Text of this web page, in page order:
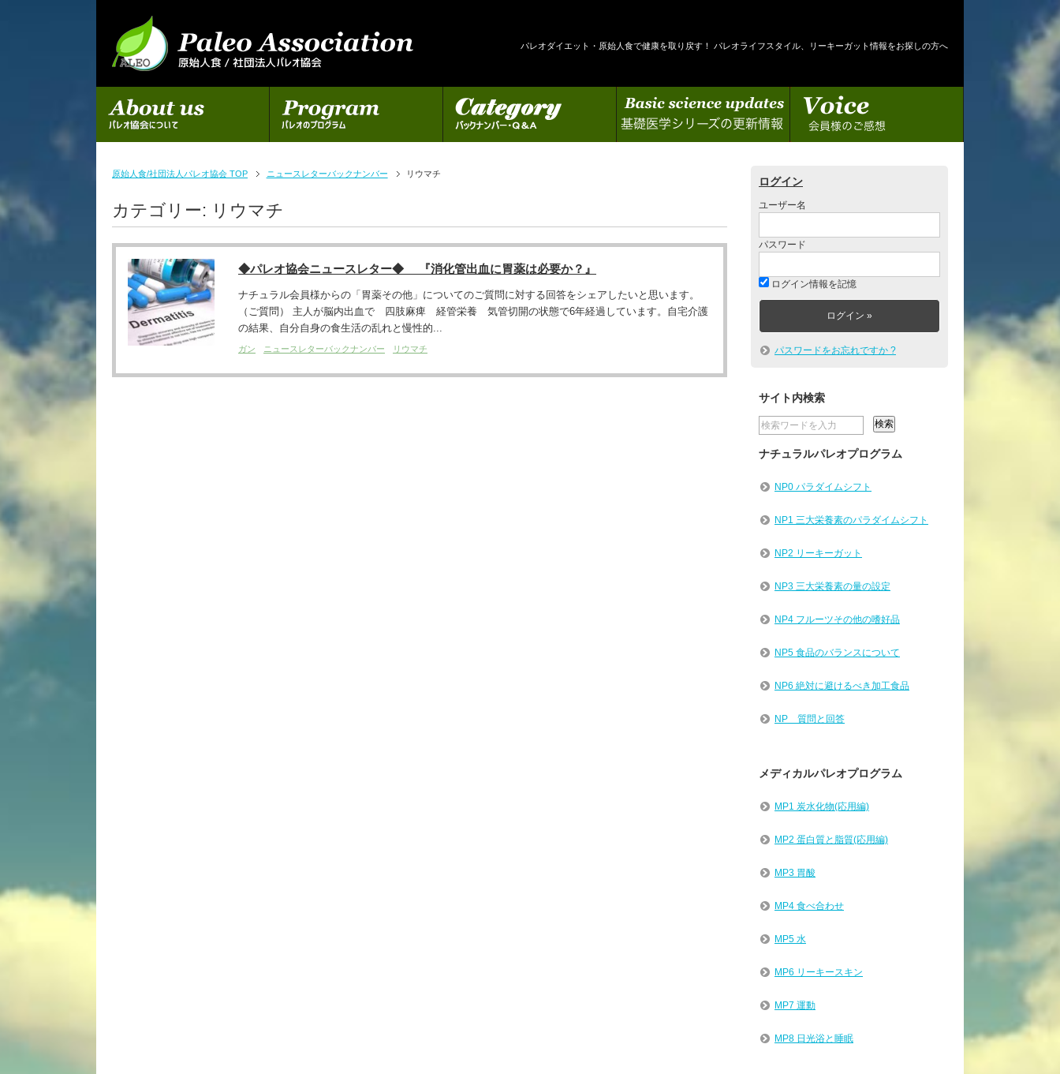
パレオダイエット・原始人食で健康を取り戻す！ パレオライフスタイル、リーキーガット情報をお探しの方へ
初めての方へ パレオのプログラム カテゴリー 基礎医学シリーズの更新情報 会員様のご感想
原始人食/社団法人パレオ協会 TOP ニュースレターバックナンバー リウマチ
カテゴリー: リウマチ
◆パレオ協会ニュースレター◆ 『消化管出血に胃薬は必要か？』
ナチュラル会員様からの「胃薬その他」についてのご質問に対する回答をシェアしたいと思います。
（ご質問） 主人が脳内出血で 四肢麻痺 経管栄養 気管切開の状態で6年経過しています。自宅介護
の結果、自分自身の食生活の乱れと慢性的...
ガン ニュースレターバックナンバー リウマチ
ログイン
ユーザー名
パスワード
ログイン情報を記憶
パスワードをお忘れですか ?
サイト内検索
ナチュラルパレオプログラム
NP0 パラダイムシフト
NP1 三大栄養素のパラダイムシフト
NP2 リーキーガット
NP3 三大栄養素の量の設定
NP4 フルーツその他の嗜好品
NP5 食品のバランスについて
NP6 絶対に避けるべき加工食品
NP 質問と回答
メディカルパレオプログラム
MP1 炭水化物(応用編)
MP2 蛋白質と脂質(応用編)
MP3 胃酸
MP4 食べ合わせ
MP5 水
MP6 リーキースキン
MP7 運動
MP8 日光浴と睡眠